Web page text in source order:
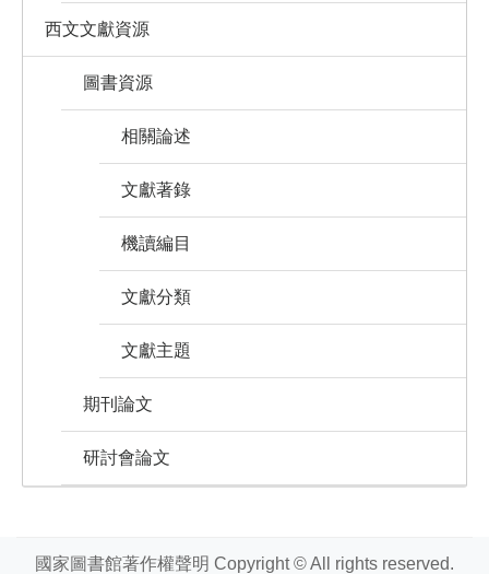
西文文獻資源
圖書資源
相關論述
文獻著錄
機讀編目
文獻分類
文獻主題
期刊論文
研討會論文
國家圖書館著作權聲明 Copyright © All rights reserved.